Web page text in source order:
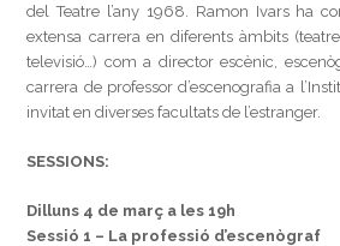
del Teatre l’any 1968. Ramon Ivars ha
extensa carrera en diferents àmbits
televisió…) com a director escènic,
carrera de professor d’escenografia a
invitat en diverses facultats de l’estranger.
SESSIONS:
Dilluns 4 de març a les 19h
Sessió 1 – La professió d’escenògraf